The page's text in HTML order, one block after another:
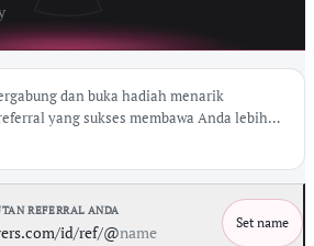
dan buka hadiah menarik
yang sukses membawa Anda lebih
dan hadiah menarik.
REFERRAL ANDA
id/ref/@name Set name